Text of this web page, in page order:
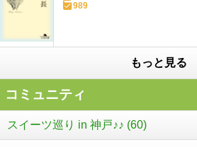
989
もっと見る
コミュニティ
スイーツ巡り in 神戸♪♪ (60)